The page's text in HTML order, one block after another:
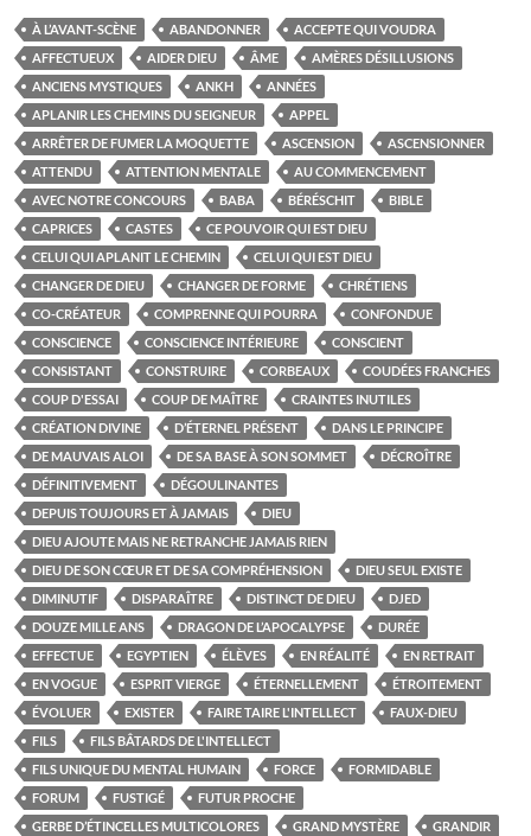
À L’AVANT-SCÈNE ABANDONNER
ACCEPTE QUI VOUDRA
AFFECTUEUX
AIDER DIEU ÂME
AMÈRES DÉSILLUSIONS
ANCIENS MYSTIQUES
ANKH
ANNÉES
APLANIR LES CHEMINS DU SEIGNEUR
APPEL
ARRÊTER DE FUMER LA MOQUETTE
ASCENSION
ASCENSIONNER
ATTENDU
ATTENTION MENTALE
AU COMMENCEMENT
AVEC NOTRE CONCOURS
BABA BÉRÉSCHIT
BIBLE
CAPRICES
CASTES
CE POUVOIR QUI EST DIEU
CELUI QUI APLANIT LE CHEMIN
CELUI QUI EST DIEU
CHANGER DE DIEU
CHANGER DE FORME
CHRÉTIENS
CO-CRÉATEUR
COMPRENNE QUI POURRA
CONFONDUE
CONSCIENCE
CONSCIENCE INTÉRIEURE
CONSCIENT
CONSISTANT
CONSTRUIRE CORBEAUX
COUDÉES FRANCHES
COUP D'ESSAI
COUP DE MAÎTRE
CRAINTES INUTILES
CRÉATION DIVINE
D’ÉTERNEL PRÉSENT
DANS LE PRINCIPE
DE MAUVAIS ALOI
DE SA BASE À SON SOMMET
DÉCROÎTRE
DÉFINITIVEMENT
DÉGOULINANTES
DEPUIS TOUJOURS ET À JAMAIS
DIEU
DIEU AJOUTE MAIS NE RETRANCHE JAMAIS RIEN
DIEU DE SON CŒUR ET DE SA COMPRÉHENSION
DIEU SEUL EXISTE
DIMINUTIF
DISPARAÎTRE DISTINCT DE DIEU
DJED
DOUZE MILLE ANS
DRAGON DE L’APOCALYPSE
DURÉE
EFFECTUE
EGYPTIEN ÉLÈVES EN RÉALITÉ
EN RETRAIT
EN VOGUE
ESPRIT VIERGE ÉTERNELLEMENT
ÉTROITEMENT
ÉVOLUER
EXISTER FAIRE TAIRE L'INTELLECT
FAUX-DIEU
FILS
FILS BÂTARDS DE L'INTELLECT
FILS UNIQUE DU MENTAL HUMAIN
FORCE
FORMIDABLE
FORUM
FUSTIGÉ
FUTUR PROCHE
GERBE D’ÉTINCELLES MULTICOLORES
GRAND MYSTÈRE GRANDIR